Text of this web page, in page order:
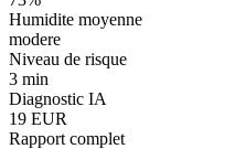
Humidite moyenne
modere
Niveau de risque
3 min
Diagnostic IA
19 EUR
Rapport complet